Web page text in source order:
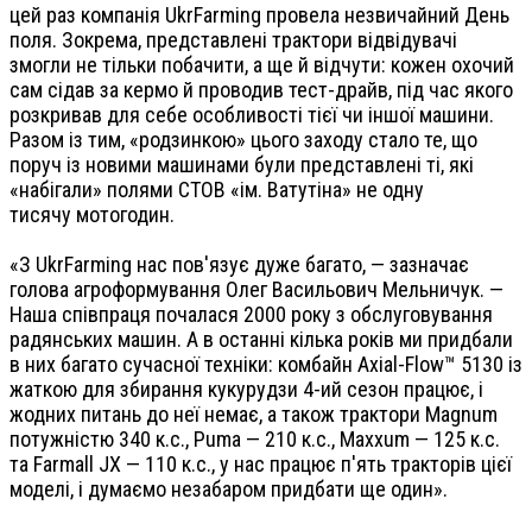
цей раз компанія UkrFarming провела незвичайний День
поля. Зокрема, представлені трактори відвідувачі
змогли не тільки побачити, а ще й відчути: кожен охочий
сам сідав за кермо й проводив тест-драйв, під час якого
розкривав для себе особливості тієї чи іншої машини.
Разом із тим, «родзинкою» цього заходу стало те, що
поруч із новими машинами були представлені ті, які
«набігали» полями СТОВ «ім. Ватутіна» не одну
тисячу мотогодин.
«З UkrFarming нас пов'язує дуже багато, — зазначає
голова агроформування Олег Васильович Мельничук. —
Наша співпраця почалася 2000 року з обслуговування
радянських машин. А в останні кілька років ми придбали
в них багато сучасної техніки: комбайн Axial-Flow™ 5130 із
жаткою для збирання кукурудзи 4-ий сезон працює, і
жодних питань до неї немає, а також трактори Magnum
потужністю 340 к.с., Puma — 210 к.с., Maxxum — 125 к.с.
та Farmall JX — 110 к.с., у нас працює п'ять тракторів цієї
моделі, і думаємо незабаром придбати ще один».